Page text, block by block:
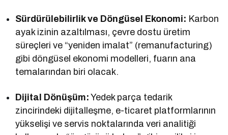
Sürdürülebilirlik ve Döngüsel Ekonomi: Karbon
ayak izinin azaltılması, çevre dostu üretim
süreçleri ve “yeniden imalat” (remanufacturing)
gibi döngüsel ekonomi modelleri, fuarın ana
temalarından biri olacak.
Dijital Dönüşüm: Yedek parça tedarik
zincirindeki dijitalleşme, e-ticaret platformlarının
yükselişi ve servis noktalarında veri analitiği